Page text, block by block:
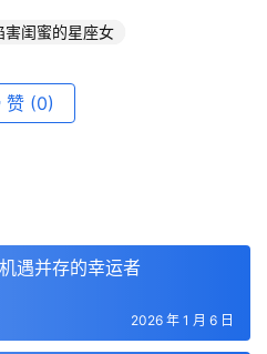
害闺蜜的星座女
赞 (0)
遇并存的幸运者
2026 年 1 月 6 日